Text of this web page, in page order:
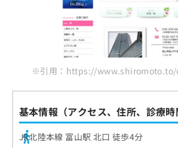
※引用：https://
基本情報（アクセス、住所、診療時
JR北陸本線 富山駅 北口 徒歩4分